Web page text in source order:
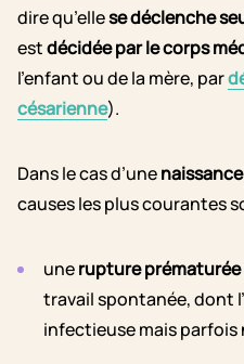
dire qu’ellese déclenche
estdécidée par le corps
l’enfant ou de la mère, par
césarienne).
Dans le cas d’une
causes les plus courantes
unerupture prématurée
travail spontanée, dont
infectieuse mais parfois